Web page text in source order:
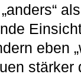
eben
stärker